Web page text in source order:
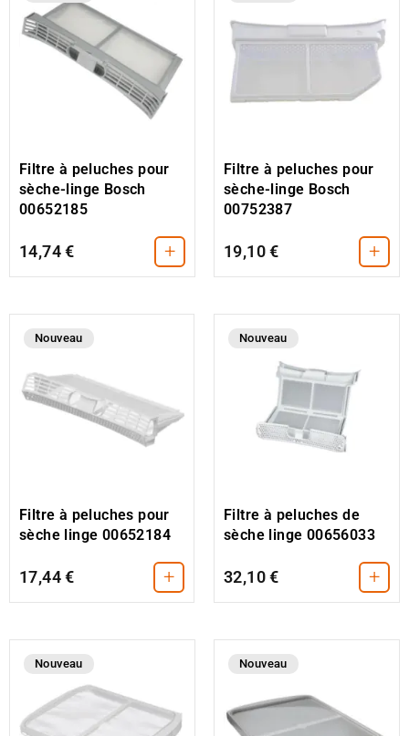
Filtre à peluches pour
sèche-linge Bosch
00652185
14,74 € +
Filtre à peluches pour
sèche-linge Bosch
00752387
19,10 € +
Nouveau
Filtre à peluches pour
sèche linge 00652184
17,44 € +
Nouveau
Filtre à peluches de
sèche linge 00656033
32,10 € +
Nouveau Nouveau